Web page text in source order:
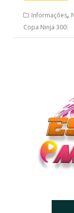
Informações,
Copa Ninja 300: